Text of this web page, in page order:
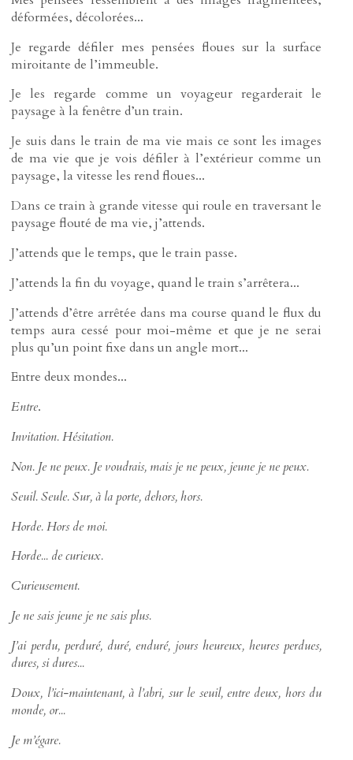
déformées, décolorées...
Je regarde défiler mes pensées floues sur la surface
miroitante de l’immeuble.
Je les regarde comme un voyageur regarderait le
paysage à la fenêtre d’un train.
Je suis dans le train de ma vie mais ce sont les images
de ma vie que je vois défiler à l’extérieur comme un
paysage, la vitesse les rend floues...
Dans ce train à grande vitesse qui roule en traversant le
paysage flouté de ma vie, j’attends.
J’attends que le temps, que le train passe.
J’attends la fin du voyage, quand le train s’arrêtera...
J’attends d’être arrêtée dans ma course quand le flux du
temps aura cessé pour moi-même et que je ne serai
plus qu’un point fixe dans un angle mort...
Entre deux mondes...
Entre.
Invitation. Hésitation.
Non. Je ne peux. Je voudrais, mais je ne peux, jeune je ne peux.
Seuil. Seule. Sur, à la porte, dehors, hors.
Horde. Hors de moi.
Horde... de curieux.
Curieusement.
Je ne sais jeune je ne sais plus.
J’ai perdu, perduré, duré, enduré, jours heureux, heures perdues,
dures, si dures...
Doux, l’ici-maintenant, à l’abri, sur le seuil, entre deux, hors du
monde, or...
Je m’égare.